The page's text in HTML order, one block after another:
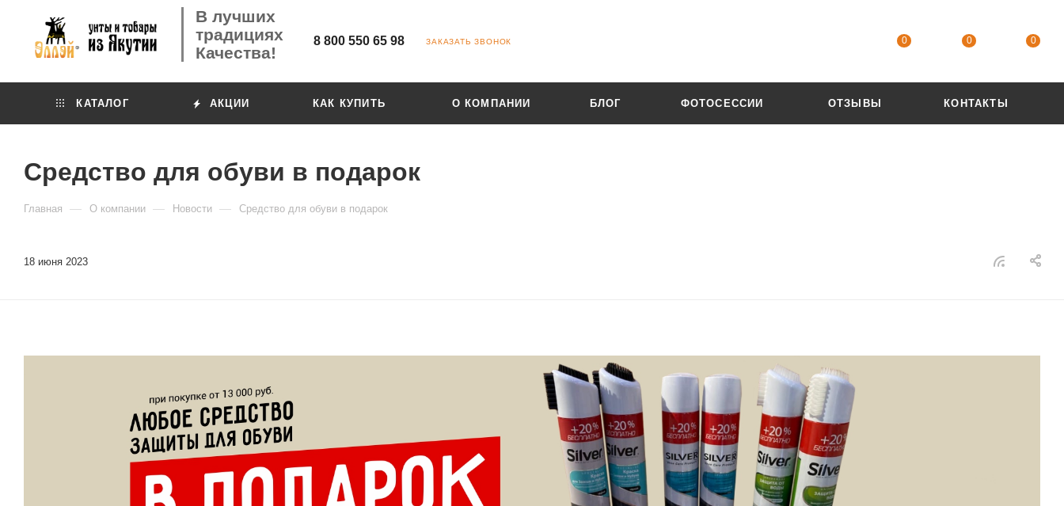
В лучших
традициях
Качества!
8 800 550 65 98 ЗАКАЗАТЬ ЗВОНОК 0 0 0
КАТАЛОГ АКЦИИ КАК КУПИТЬ О КОМПАНИИ БЛОГ ФОТОСЕССИИ ОТЗЫВЫ КОНТАКТЫ
Средство для обуви в подарок
Главная — О компании — Новости — Средство для обуви в подарок
18 июня 2023